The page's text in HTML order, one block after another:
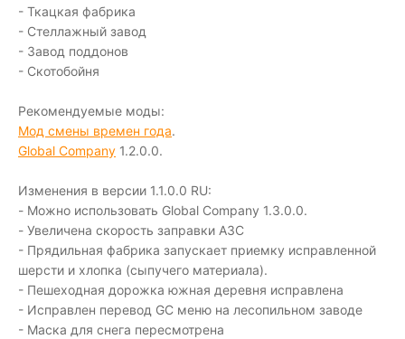
- Ткацкая фабрика
- Стеллажный завод
- Завод поддонов
- Скотобойня
Рекомендуемые моды:
Мод смены времен года.
Global Company 1.2.0.0.
Изменения в версии 1.1.0.0 RU:
- Можно использовать Global Company 1.3.0.0.
- Увеличена скорость заправки АЗС
- Прядильная фабрика запускает приемку исправленной
шерсти и хлопка (сыпучего материала).
- Пешеходная дорожка южная деревня исправлена
- Исправлен перевод GC меню на лесопильном заводе
- Маска для снега пересмотрена